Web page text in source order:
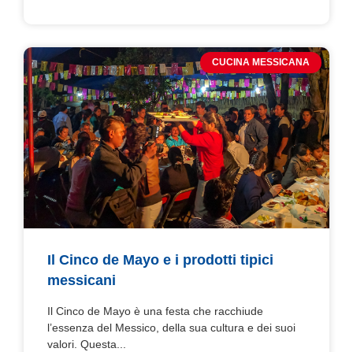
CUCINA MESSICANA
Il Cinco de Mayo e i prodotti tipici
messicani
Il Cinco de Mayo è una festa che racchiude
l’essenza del Messico, della sua cultura e dei suoi
valori. Questa...